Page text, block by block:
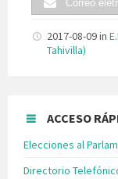
Correo
2017-08-09in
Tahivilla)
ACCESO
Elecciones al
Directorio